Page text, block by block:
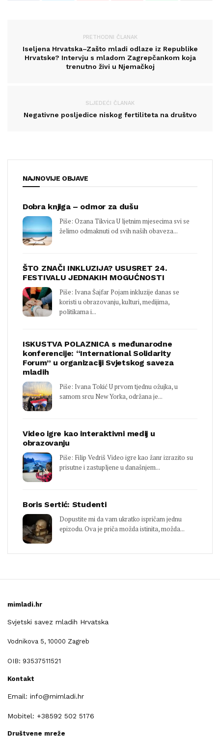
PRETHODNI ČLANAK
Iseljena Hrvatska–Zašto mladi odlaze iz Republike
Hrvatske? Intervju s mladom Zagrepčankom koja
trenutno živi u Njemačkoj
SLJEDEĆI ČLANAK
Negativne posljedice niskog fertiliteta na društvo
NAJNOVIJE OBJAVE
Dobra knjiga – odmor za dušu
Piše: Ozana Tikvica U ljetnim mjesecima svi se
želimo odmaknuti od svih naših obaveza...
ŠTO ZNAČI INKLUZIJA? USUSRET 24.
FESTIVALU JEDNAKIH MOGUĆNOSTI
Piše: Ivana Šajfar Pojam inkluzije danas se
koristi u obrazovanju, kulturi, medijima,
politikama i...
ISKUSTVA POLAZNICA s međunarodne
konferencije: “International Solidarity
Forum” u organizaciji Svjetskog saveza
mladih
Piše: Ivana Tokić U prvom tjednu ožujka, u
samom srcu New Yorka, održana je...
Video igre kao interaktivni medij u
obrazovanju
Piše: Filip Vedriš Video igre kao žanr izrazito su
prisutne i zastupljene u današnjem...
Boris Sertić: Studenti
Dopustite mi da vam ukratko ispričam jednu
epizodu. Ova je priča možda istinita, možda...
mimladi.hr
Svjetski savez mladih Hrvatska
Vodnikova 5, 10000 Zagreb
OIB: 93537511521
Kontakt
Email: info@mimladi.hr
Mobitel: +38592 502 5176
Društvene mreže